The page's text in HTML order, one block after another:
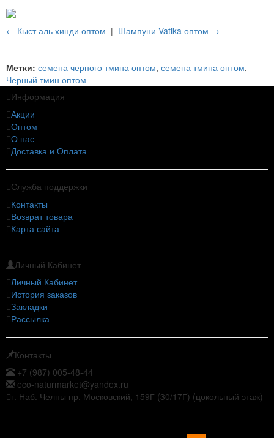
← Кыст аль хинди оптом | Шампуни Vatika оптом →
Метки: семена черного тмина оптом, семена тмина оптом,
Черный тмин оптом
Информация
Акции
Оптом
О нас
Доставка и Оплата
Служба поддержки
Контакты
Возврат товара
Карта сайта
Личный Кабинет
Личный Кабинет
История заказов
Закладки
Рассылка
Контакты
+7 (987) 005-48-44
eco-naturmarket@yandex.ru
г. Наб. Челны пр. Московский, 159Г (30/17Г) (цокольный этаж)